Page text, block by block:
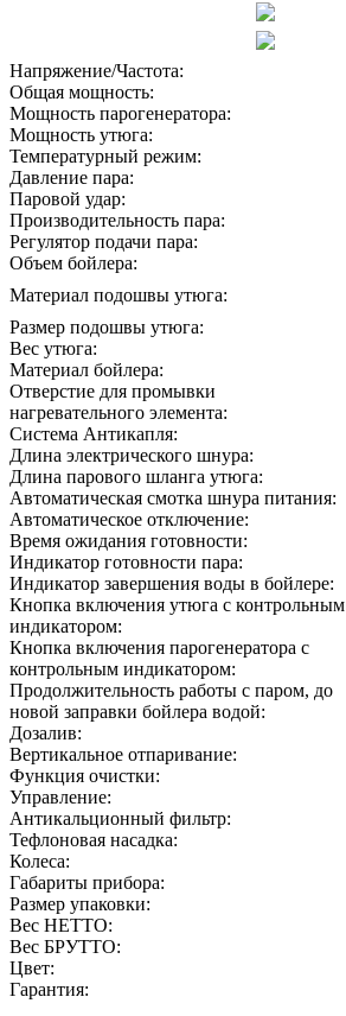
Напряжение/Частота:
Общая мощность:
Мощность парогенератора:
Мощность утюга:
Температурный режим:
Давление пара:
Паровой удар:
Производительность пара:
Регулятор подачи пара:
Объем бойлера:
Материал подошвы утюга:
Размер подошвы утюга:
Вес утюга:
Материал бойлера:
Отверстие для промывки
нагревательного элемента:
Система Антикапля:
Длина электрического шнура:
Длина парового шланга утюга:
Автоматическая смотка шнура питания:
Автоматическое отключение:
Время ожидания готовности:
Индикатор готовности пара:
Индикатор завершения воды в бойлере:
Кнопка включения утюга с контрольным
индикатором:
Кнопка включения парогенератора с
контрольным индикатором:
Продолжительность работы с паром, до
новой заправки бойлера водой:
Дозалив:
Вертикальное отпаривание:
Функция очистки:
Управление:
Антикальционный фильтр:
Тефлоновая насадка:
Колеса:
Габариты прибора:
Размер упаковки:
Вес НЕТТО:
Вес БРУТТО:
Цвет:
Гарантия: